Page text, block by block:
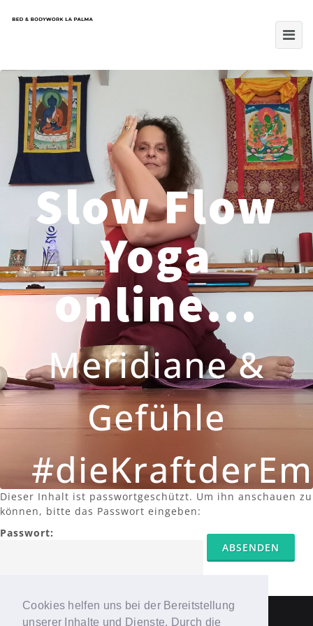
Cookies helfen uns bei der Bereitstellung
unserer Inhalte und Dienste. Durch die
Slow Flow
Yoga
online...
Meridiane &
Gefühle
Dieser Inhalt ist passwortgeschützt. Um ihn anschauen zu
können, bitte das Passwort eingeben:
Passwort: